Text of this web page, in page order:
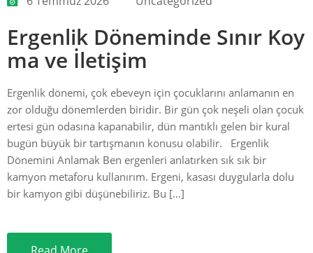
Ergenlik Döneminde Sınır Koy
ma ve İletişim
Ergenlik dönemi, çok ebeveyn için çocuklarını anlamanın en
zor olduğu dönemlerden biridir. Bir gün çok neşeli olan çocuk
ertesi gün odasına kapanabilir, dün mantıklı gelen bir kural
bugün büyük bir tartışmanın konusu olabilir. Ergenlik
Dönemini Anlamak Ben ergenleri anlatırken sık sık bir
kamyon metaforu kullanırım. Ergeni, kasası duygularla dolu
bir kamyon gibi düşünebiliriz. Bu […]